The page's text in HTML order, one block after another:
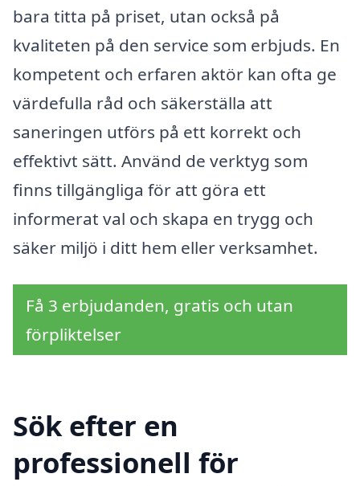
bara titta på priset, utan också på
kvaliteten på den service som erbjuds. En
kompetent och erfaren aktör kan ofta ge
värdefulla råd och säkerställa att
saneringen utförs på ett korrekt och
effektivt sätt. Använd de verktyg som
finns tillgängliga för att göra ett
informerat val och skapa en trygg och
säker miljö i ditt hem eller verksamhet.
Få 3 erbjudanden, gratis och utan
förpliktelser
Sök efter en
professionell för